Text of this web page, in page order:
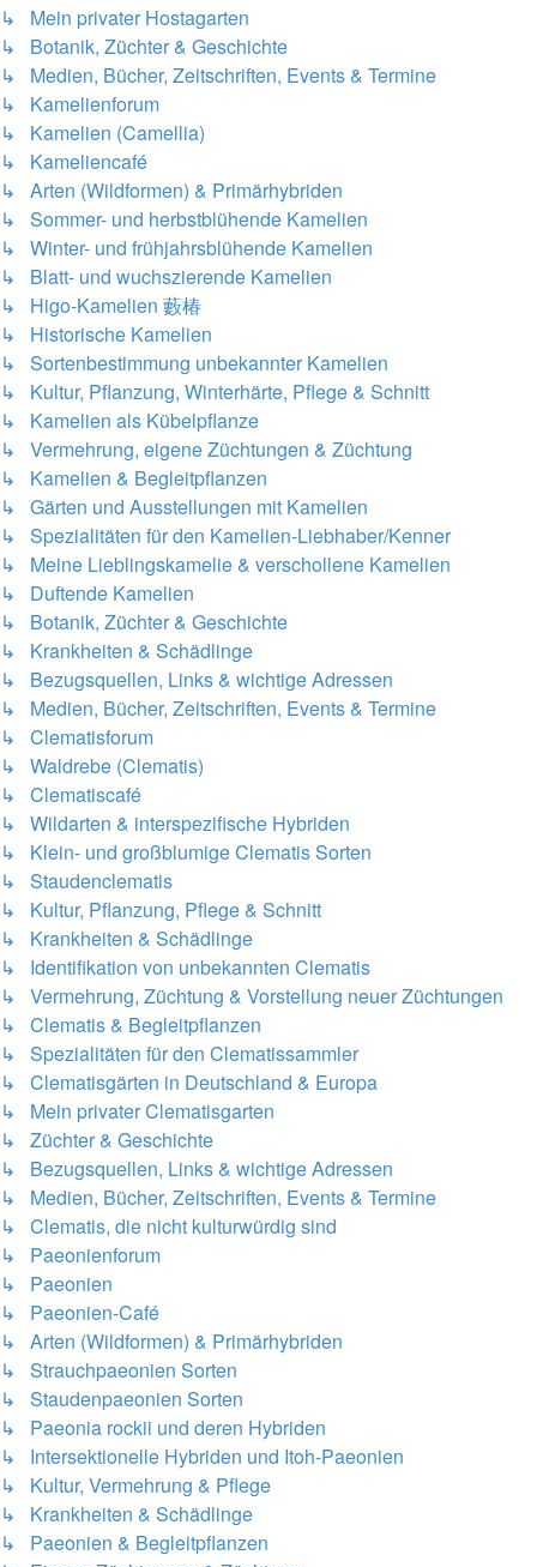
↳ Mein privater Hostagarten
↳ Botanik, Züchter & Geschichte
↳ Medien, Bücher, Zeitschriften, Events & Termine
↳ Kamelienforum
↳ Kamelien (Camellia)
↳ Kameliencafé
↳ Arten (Wildformen) & Primärhybriden
↳ Sommer- und herbstblühende Kamelien
↳ Winter- und frühjahrsblühende Kamelien
↳ Blatt- und wuchszierende Kamelien
↳ Higo-Kamelien 藪椿
↳ Historische Kamelien
↳ Sortenbestimmung unbekannter Kamelien
↳ Kultur, Pflanzung, Winterhärte, Pflege & Schnitt
↳ Kamelien als Kübelpflanze
↳ Vermehrung, eigene Züchtungen & Züchtung
↳ Kamelien & Begleitpflanzen
↳ Gärten und Ausstellungen mit Kamelien
↳ Spezialitäten für den Kamelien-Liebhaber/Kenner
↳ Meine Lieblingskamelie & verschollene Kamelien
↳ Duftende Kamelien
↳ Botanik, Züchter & Geschichte
↳ Krankheiten & Schädlinge
↳ Bezugsquellen, Links & wichtige Adressen
↳ Medien, Bücher, Zeitschriften, Events & Termine
↳ Clematisforum
↳ Waldrebe (Clematis)
↳ Clematiscafé
↳ Wildarten & interspezifische Hybriden
↳ Klein- und großblumige Clematis Sorten
↳ Staudenclematis
↳ Kultur, Pflanzung, Pflege & Schnitt
↳ Krankheiten & Schädlinge
↳ Identifikation von unbekannten Clematis
↳ Vermehrung, Züchtung & Vorstellung neuer Züchtungen
↳ Clematis & Begleitpflanzen
↳ Spezialitäten für den Clematissammler
↳ Clematisgärten in Deutschland & Europa
↳ Mein privater Clematisgarten
↳ Züchter & Geschichte
↳ Bezugsquellen, Links & wichtige Adressen
↳ Medien, Bücher, Zeitschriften, Events & Termine
↳ Clematis, die nicht kulturwürdig sind
↳ Paeonienforum
↳ Paeonien
↳ Paeonien-Café
↳ Arten (Wildformen) & Primärhybriden
↳ Strauchpaeonien Sorten
↳ Staudenpaeonien Sorten
↳ Paeonia rockii und deren Hybriden
↳ Intersektionelle Hybriden und Itoh-Paeonien
↳ Kultur, Vermehrung & Pflege
↳ Krankheiten & Schädlinge
↳ Paeonien & Begleitpflanzen